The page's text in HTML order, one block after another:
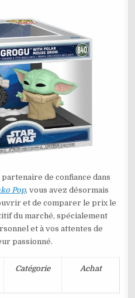
de confiance dans
Pop, vous avez désormais
et de comparer le prix le
du marché, spécialement
et à vos attentes de
passionné.
Catégorie Achat